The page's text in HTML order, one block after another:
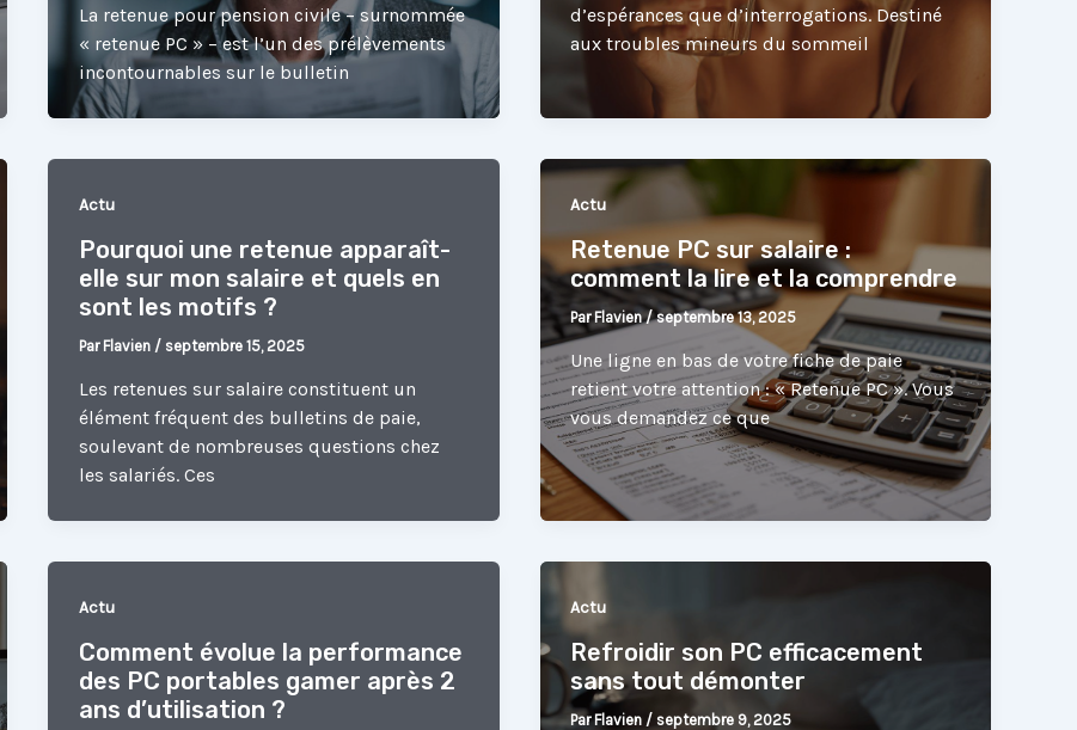
La retenue pour pension civile – surnommée
« retenue PC » – est l’un des prélèvements
incontournables sur le bulletin
d’espérances que d’interrogations. Destiné
aux troubles mineurs du sommeil
Actu
Pourquoi une retenue apparaît-
elle sur mon salaire et quels en
sont les motifs ?
Par Flavien / septembre 15, 2025
Les retenues sur salaire constituent un
élément fréquent des bulletins de paie,
soulevant de nombreuses questions chez
les salariés. Ces
Actu
Retenue PC sur salaire :
comment la lire et la comprendre
ParFlavien/septembre 13, 2025
Une ligne en bas de votre fiche de paie
retient votre attention : « Retenue PC ». Vous
vous demandez ce que
Actu
Comment évolue la performance
des PC portables gamer après 2
ans d’utilisation ?
Actu
Refroidir son PC efficacement
sans tout démonter
ParFlavien / septembre 9, 2025